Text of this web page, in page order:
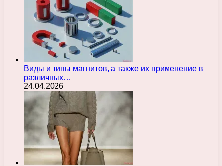
Виды и типы магнитов, а также их применение в
различных…
24.04.2026